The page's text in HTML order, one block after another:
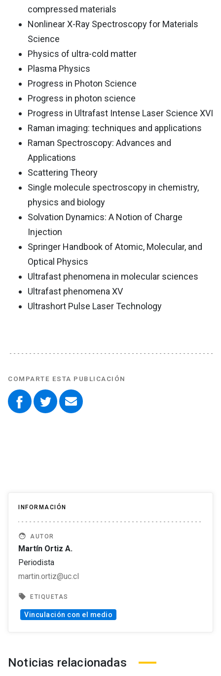
compressed materials
Nonlinear X-Ray Spectroscopy for Materials
Science
Physics of ultra-cold matter
Plasma Physics
Progress in Photon Science
Progress in photon science
Progress in Ultrafast Intense Laser Science XVI
Raman imaging: techniques and applications
Raman Spectroscopy: Advances and
Applications
Scattering Theory
Single molecule spectroscopy in chemistry,
physics and biology
Solvation Dynamics: A Notion of Charge
Injection
Springer Handbook of Atomic, Molecular, and
Optical Physics
Ultrafast phenomena in molecular sciences
Ultrafast phenomena XV
Ultrashort Pulse Laser Technology
COMPARTE ESTA PUBLICACIÓN
INFORMACIÓN
face AUTOR
Martín Ortiz A.
Periodista
martin.ortiz@uc.cl
local_offer ETIQUETAS
Vinculación con el medio
Noticias relacionadas